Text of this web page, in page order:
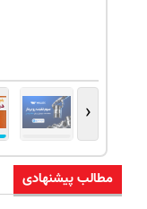
‹
مطالب پیشنهادی